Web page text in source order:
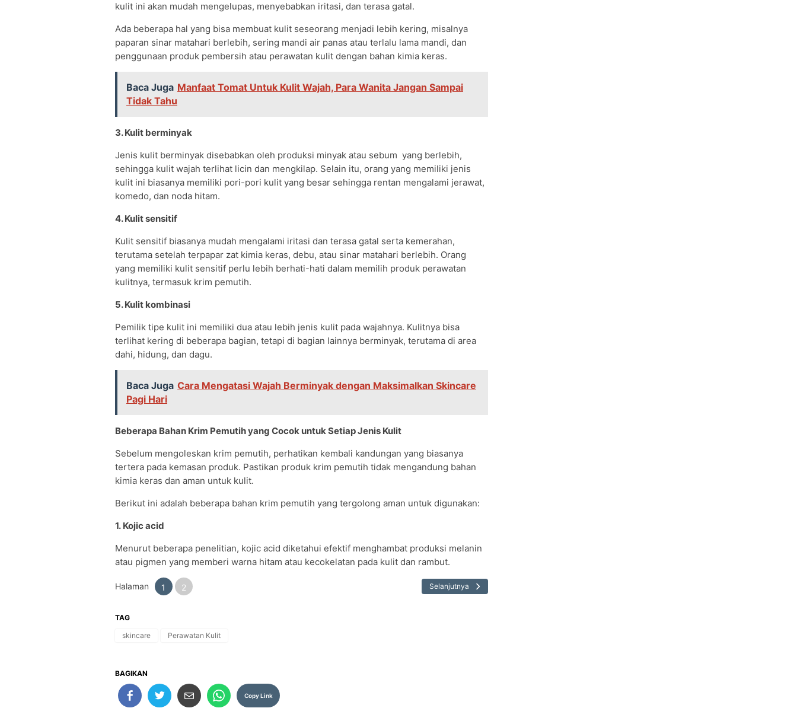
kulit ini akan mudah mengelupas, menyebabkan iritasi, dan terasa gatal.
Ada beberapa hal yang bisa membuat kulit seseorang menjadi lebih kering, misalnya
paparan sinar matahari berlebih, sering mandi air panas atau terlalu lama mandi, dan
penggunaan produk pembersih atau perawatan kulit dengan bahan kimia keras.
Baca Juga Manfaat Tomat Untuk Kulit Wajah, Para Wanita Jangan Sampai
Tidak Tahu
3. Kulit berminyak
Jenis kulit berminyak disebabkan oleh produksi minyak atau sebum yang berlebih,
sehingga kulit wajah terlihat licin dan mengkilap. Selain itu, orang yang memiliki jenis
kulit ini biasanya memiliki pori-pori kulit yang besar sehingga rentan mengalami jerawat,
komedo, dan noda hitam.
4. Kulit sensitif
Kulit sensitif biasanya mudah mengalami iritasi dan terasa gatal serta kemerahan,
terutama setelah terpapar zat kimia keras, debu, atau sinar matahari berlebih. Orang
yang memiliki kulit sensitif perlu lebih berhati-hati dalam memilih produk perawatan
kulitnya, termasuk krim pemutih.
5. Kulit kombinasi
Pemilik tipe kulit ini memiliki dua atau lebih jenis kulit pada wajahnya. Kulitnya bisa
terlihat kering di beberapa bagian, tetapi di bagian lainnya berminyak, terutama di area
dahi, hidung, dan dagu.
Baca Juga Cara Mengatasi Wajah Berminyak dengan Maksimalkan Skincare
Pagi Hari
Beberapa Bahan Krim Pemutih yang Cocok untuk Setiap Jenis Kulit
Sebelum mengoleskan krim pemutih, perhatikan kembali kandungan yang biasanya
tertera pada kemasan produk. Pastikan produk krim pemutih tidak mengandung bahan
kimia keras dan aman untuk kulit.
Berikut ini adalah beberapa bahan krim pemutih yang tergolong aman untuk digunakan:
1. Kojic acid
Menurut beberapa penelitian, kojic acid diketahui efektif menghambat produksi melanin
atau pigmen yang memberi warna hitam atau kecokelatan pada kulit dan rambut.
Halaman 1 2 Selanjutnya
TAG
skincare
Perawatan Kulit
BAGIKAN
Copy Link